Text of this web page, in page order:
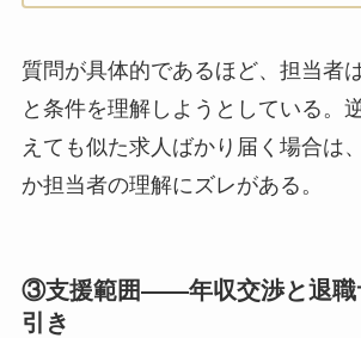
質問が具体的であるほど、担当者
と条件を理解しようとしている。
えても似た求人ばかり届く場合は
か担当者の理解にズレがある。
③支援範囲——年収交渉と退職
引き